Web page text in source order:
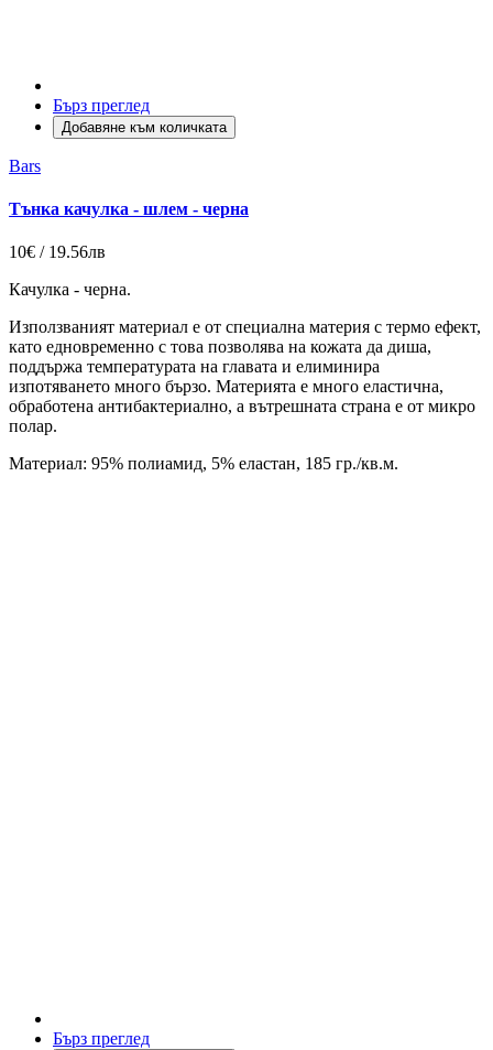
Бърз преглед
Добавяне към количката
Bars
Тънка качулка - шлем - черна
10€ / 19.56лв
Качулка - черна.
Използваният материал е от специална материя с термо ефект,
като едновременно с това позволява на кожата да диша,
поддържа температурата на главата и елиминира
изпотяването много бързо. Материята е много еластична,
обработена антибактериално, а вътрешната страна е от микро
полар.
Материал: 95% полиамид, 5% еластан, 185 гр./кв.м.
Бърз преглед